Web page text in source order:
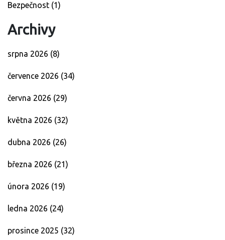
Bezpečnost (1)
Archivy
srpna 2026 (8)
července 2026 (34)
června 2026 (29)
května 2026 (32)
dubna 2026 (26)
března 2026 (21)
února 2026 (19)
ledna 2026 (24)
prosince 2025 (32)